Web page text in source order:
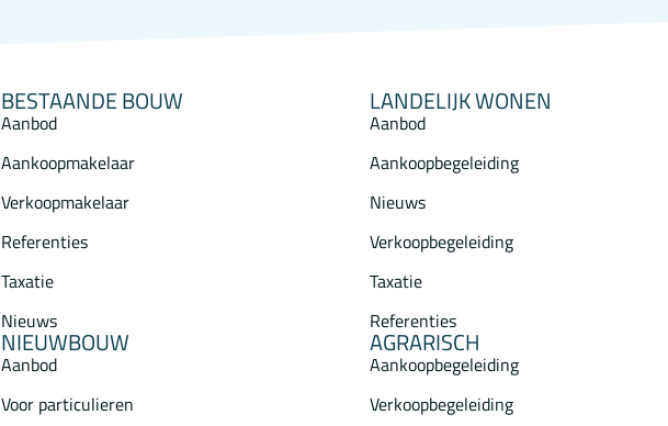
BESTAANDE BOUW
Aanbod
Aankoopmakelaar
Verkoopmakelaar
Referenties
Taxatie
Nieuws
NIEUWBOUW
Aanbod
Voor particulieren
LANDELIJK WONEN
Aanbod
Aankoopbegeleiding
Nieuws
Verkoopbegeleiding
Taxatie
Referenties
AGRARISCH
Aankoopbegeleiding
Verkoopbegeleiding